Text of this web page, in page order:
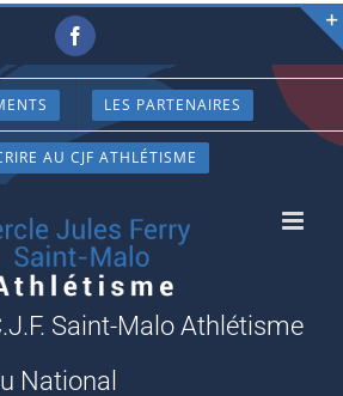
Facebook
LES PARTENAIRES
AU CJF ATHLÉTISME
Saint-Malo Athlétisme
National